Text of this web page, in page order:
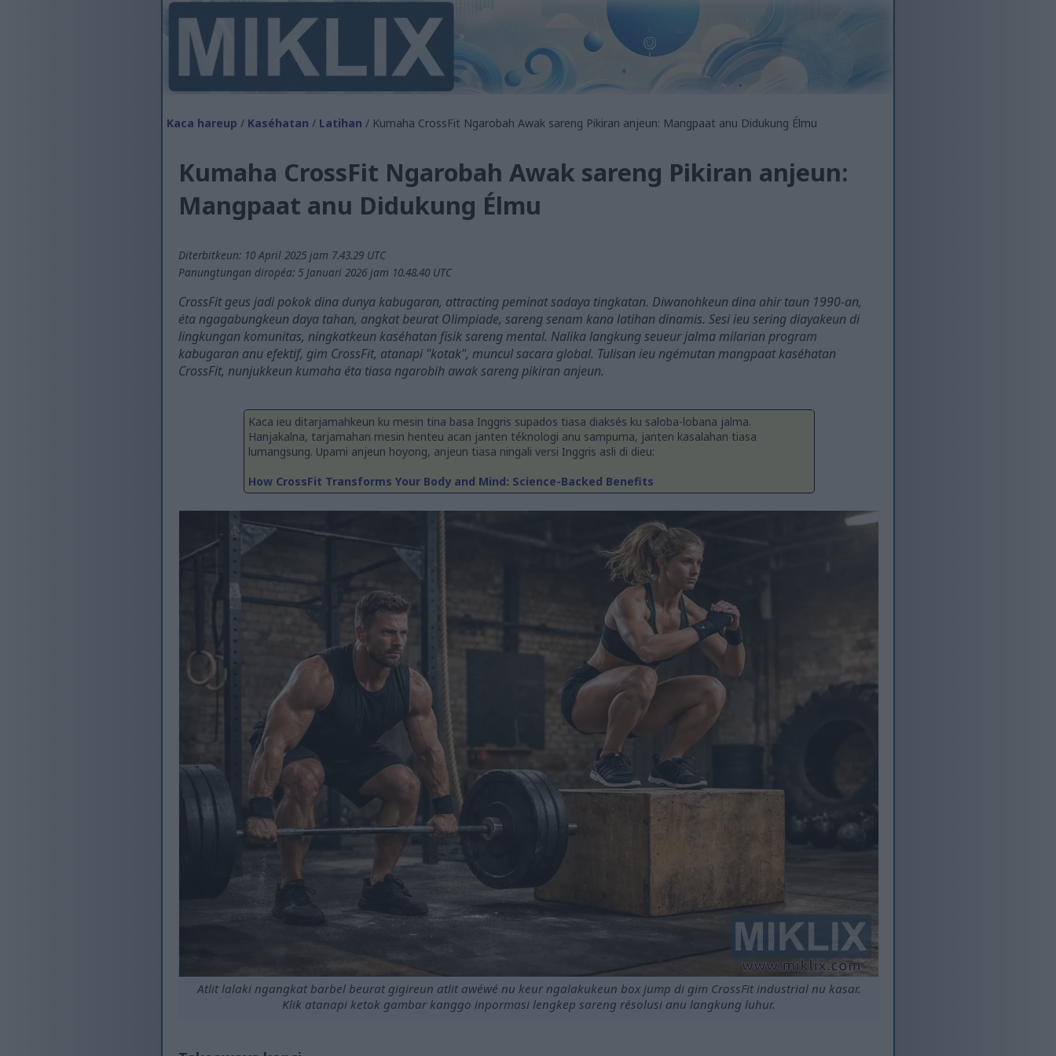
Kaca hareup / Kaséhatan / Latihan / Kumaha CrossFit Ngarobah Awak sareng Pikiran anjeun: Mangpaat anu Didukung Élmu
Kumaha CrossFit Ngarobah Awak sareng Pikiran anjeun:
Mangpaat anu Didukung Élmu
Diterbitkeun: 10 April 2025 jam 7.43.29 UTC
Panungtungan diropéa: 5 Januari 2026 jam 10.48.40 UTC
CrossFit geus jadi pokok dina dunya kabugaran, attracting peminat sadaya tingkatan. Diwanohkeun dina ahir taun 1990-an,
éta ngagabungkeun daya tahan, angkat beurat Olimpiade, sareng senam kana latihan dinamis. Sesi ieu sering diayakeun di
lingkungan komunitas, ningkatkeun kaséhatan fisik sareng mental. Nalika langkung seueur jalma milarian program
kabugaran anu efektif, gim CrossFit, atanapi "kotak", muncul sacara global. Tulisan ieu ngémutan mangpaat kaséhatan
CrossFit, nunjukkeun kumaha éta tiasa ngarobih awak sareng pikiran anjeun.
Kaca ieu ditarjamahkeun ku mesin tina basa Inggris supados tiasa diaksés ku saloba-lobana jalma.
Hanjakalna, tarjamahan mesin henteu acan janten téknologi anu sampurna, janten kasalahan tiasa
lumangsung. Upami anjeun hoyong, anjeun tiasa ningali versi Inggris asli di dieu:
How CrossFit Transforms Your Body and Mind: Science-Backed Benefits
Atlit lalaki ngangkat barbel beurat gigireun atlit awéwé nu keur ngalakukeun box jump di gim CrossFit industrial nu kasar.
Klik atanapi ketok gambar kanggo inpormasi lengkep sareng résolusi anu langkung luhur.